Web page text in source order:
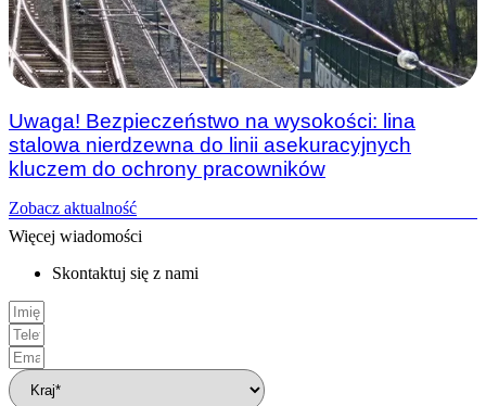
Uwaga! Bezpieczeństwo na wysokości: lina
stalowa nierdzewna do linii asekuracyjnych
kluczem do ochrony pracowników
Zobacz aktualność
Więcej wiadomości
Skontaktuj się z nami